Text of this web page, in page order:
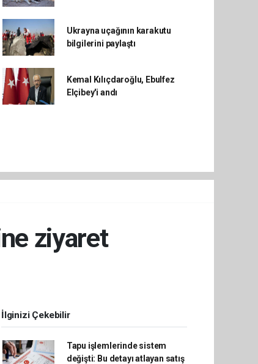
Ukrayna uçağının karakutu
bilgilerini paylaştı
Kemal Kılıçdaroğlu, Ebulfez
Elçibey'i andı
ziyaret
İlginizi Çekebilir
Tapu işlemlerinde sistem
değişti: Bu detayı atlayan satış